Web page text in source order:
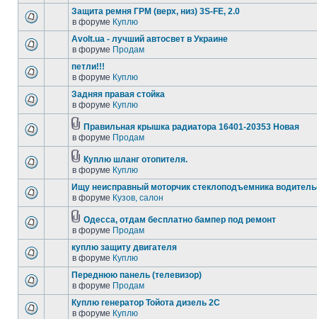
Защита ремня ГРМ (верх, низ) 3S-FE, 2.0
в форуме Куплю
Avolt.ua - лучший автосвет в Украине
в форуме Продам
петли!!!
в форуме Куплю
Задняя правая стойка
в форуме Куплю
Правильная крышка радиатора 16401-20353 Новая
в форуме Продам
Куплю шланг отопителя.
в форуме Куплю
Ищу неисправный моторчик стеклоподъемника
в форуме Кузов, салон
Одесса, отдам бесплатно бампер под ремонт
в форуме Продам
куплю защиту двигателя
в форуме Куплю
Переднюю панель (телевизор)
в форуме Продам
Куплю генератор Тойота дизель 2С
в форуме Куплю